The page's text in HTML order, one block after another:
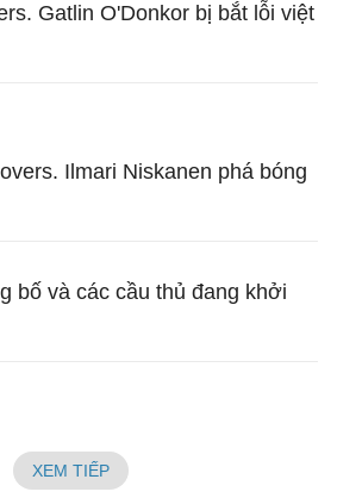
Gatlin O'Donkor bị bắt lỗi việt
Ilmari Niskanen phá bóng
bố và các cầu thủ đang khởi
XEM TIẾP